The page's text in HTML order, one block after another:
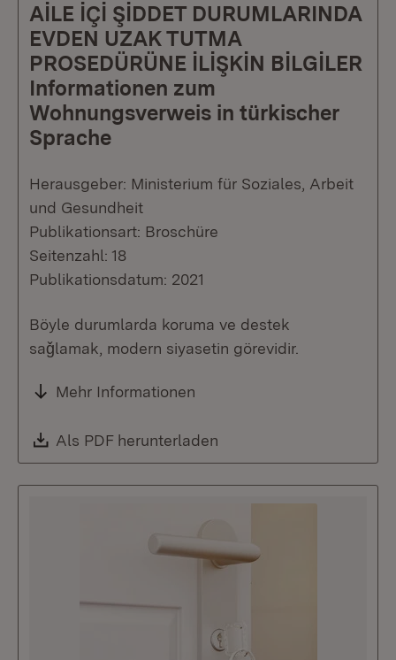
AİLE İÇİ ŞİDDET DURUMLARINDA
EVDEN UZAK TUTMA
PROSEDÜRÜNE İLİŞKİN BİLGİLER
Informationen zum
Wohnungsverweis in türkischer
Sprache
Herausgeber: Ministerium für Soziales, Arbeit
und Gesundheit
Publikationsart: Broschüre
Seitenzahl: 18
Publikationsdatum: 2021
Böyle durumlarda koruma ve destek
saǧlamak, modern siyasetin görevidir.
Mehr Informationen
Download:
Als PDF herunterladen